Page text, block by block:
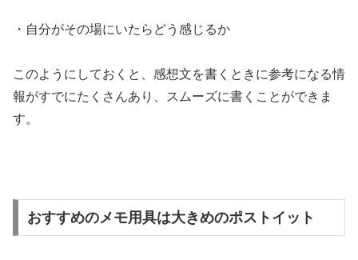
・自分がその場にいたらどう感じるか
このようにしておくと、感想文を書くときに参考になる情
報がすでにたくさんあり、スムーズに書くことができま
す。
おすすめのメモ用具は大きめのポストイット